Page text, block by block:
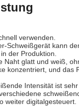
verwenden.
Schweißgerät kann
der Produktion.
glatt und weiß,
konzentriert, und das
Intensität ist sehr
weiter digitalgesteuert.